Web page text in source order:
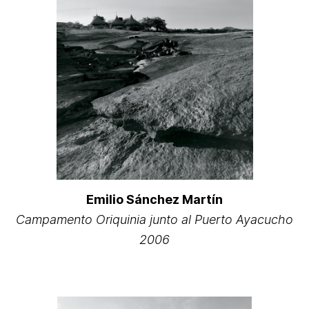
Emilio Sánchez Martín
Campamento Oriquinia junto al Puerto Ayacucho
2006